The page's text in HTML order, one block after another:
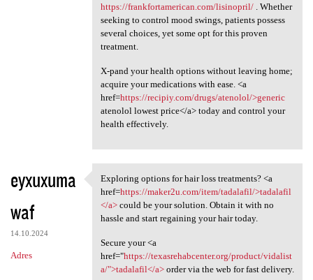
https://frankfortamerican.com/lisinopril/. Whether
seeking to control mood swings, patients possess
several choices, yet some opt for this proven
treatment.
X-pand your health options without leaving home;
acquire your medications with ease. <a
href=https://recipiy.com/drugs/atenolol/>generic
atenolol lowest price</a> today and control your
health effectively.
eyxuxuma
waf
14.10.2024
Adres
Exploring options for hair
Exploring options for hair loss treatments? <a
href=https://maker2u.com/item/tadalafil/>tadalafil
</a>could be your solution. Obtain it with no
hassle and start regaining your hair today.
Secure your <a
href="https://texasrehabcenter.org/product/vidalist
a/">tadalafil</a>order via the web for fast delivery.